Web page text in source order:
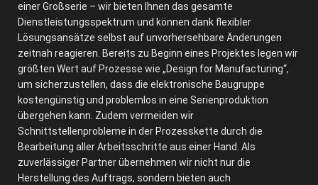
einer Großserie – wir bieten Ihnen das gesamte
Dienstleistungsspektrum und können dank flexibler
Lösungsansätze selbst auf unvorhersehbare Änderungen
zeitnah reagieren. Bereits zu Beginn eines Projektes legen wir
größten Wert auf Prozesse wie „Design for Manufacturing“,
um sicherzustellen, dass die elektronische Baugruppe
kostengünstig und problemlos in eine Serienproduktion
übergehen kann. Zudem vermeiden wir
Schnittstellenprobleme in der Prozesskette durch die
Bearbeitung aller Arbeitsschritte aus einer Hand. Als
zuverlässiger Partner übernehmen wir nicht nur die
Herstellung des Auftrags, sondern bieten auch